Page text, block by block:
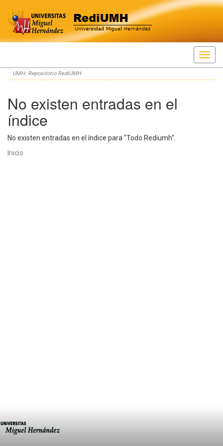
Skip
navigation
UMH: Repositorio RediUMH
No existen entradas en el
índice
No existen entradas en el índice para "Todo Rediumh".
Inicio